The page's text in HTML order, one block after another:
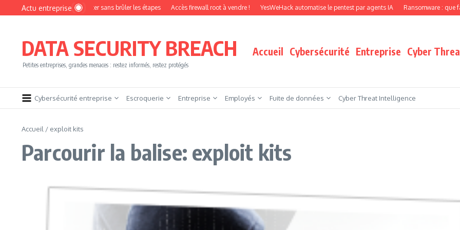
Aller au contenu
Actu entreprise
devenir pentester sans brûler les étapes Accès firewall root à vendre ! YesWeHack automatise le pentest par agents IA Ransomware : que faire
DATA SECURITY BREACH
Petites entreprises, grandes menaces : restez informés, restez protégés
Accueil Cybersécurité Entreprise Cyber
Cybersécurité entreprise Escroquerie Entreprise Employés Fuite de données Cyber Threat Intelligence
Accueil / exploit kits
Parcourir la balise: exploit kits